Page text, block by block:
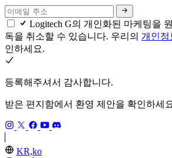
Logitech G의 개인화된 마케팅을
독을 취소할 수 있습니다. 우리의 개인정
인하세요.
등록해주셔서 감사합니다.
받은 편지함에서 환영 제안을 확인하세
KR,ko